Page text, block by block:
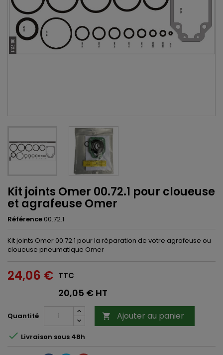
Kit joints Omer 00.72.1 pour cloueuse
et agrafeuse Omer
Référence 00.72.1
Kit joints Omer 00.72.1 pour la réparation de votre agrafeuse ou
cloueuse pneumatique Omer
24,06 € TTC
20,05 € HT
Quantité  Ajouter au panier
 Livraison sous 48h